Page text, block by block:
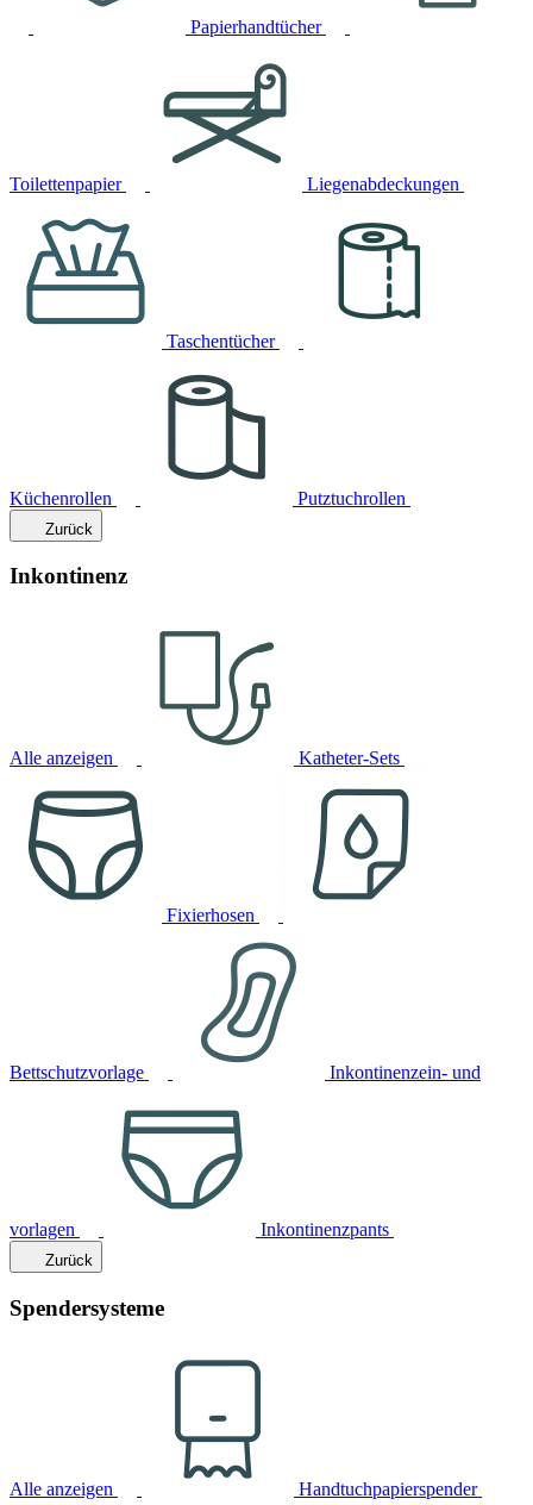
Papierhandtücher
Toilettenpapier Liegenabdeckungen
Taschentücher
Küchenrollen Putztuchrollen
Zurück
Inkontinenz
Alle anzeigen Katheter-Sets
Fixierhosen
Bettschutzvorlage Inkontinenzein- und
vorlagen Inkontinenzpants
Zurück
Spendersysteme
Alle anzeigen Handtuchpapierspender